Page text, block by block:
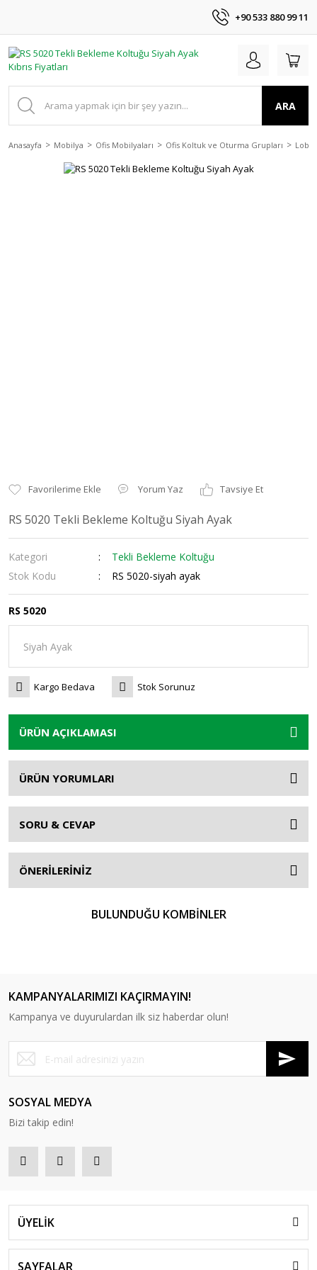
+90 533 880 99 11
ARA
Anasayfa Mobilya Ofis Mobilyaları Ofis Koltuk ve Oturma Grupları Lobi
Yorum Yaz Tavsiye Et
RS 5020 Tekli Bekleme Koltuğu Siyah Ayak
Kategori
Tekli Bekleme Koltuğu
Stok Kodu
RS 5020-siyah ayak
RS 5020
Kargo Bedava Stok Sorunuz
ÜRÜN AÇIKLAMASI
ÜRÜN YORUMLARI
SORU & CEVAP
ÖNERİLERİNİZ
BULUNDUĞU KOMBİNLER
KAMPANYALARIMIZI KAÇIRMAYIN!
Kampanya ve duyurulardan ilk siz haberdar olun!
SOSYAL MEDYA
Bizi takip edin!
ÜYELİK
SAYFALAR